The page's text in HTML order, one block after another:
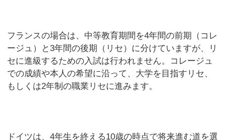
フランスの場合は、中等教育期間を4年間の前期（コレ
ージュ）と3年間の後期（リセ）に分けていますが、リ
セに進級するための入試は行われません。コレージュ
での成績や本人の希望に沿って、大学を目指すリセ、
もしくは2年制の職業リセに進みます。
ドイツは、4年生を終える10歳の時点で将来進む道を選